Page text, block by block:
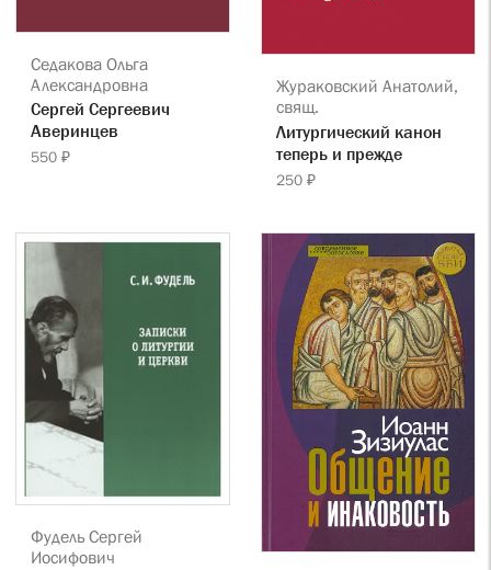
Седакова Ольга
Александровна
Сергей Сергеевич
Аверинцев
550 ₽
Жураковский Анатолий,
свящ.
Литургический канон
теперь и прежде
250 ₽
Фудель Сергей
Иосифович